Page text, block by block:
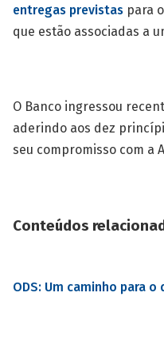
entregas previstas para
que estão associadas a
O Banco ingressou
aderindo aos dez
seu compromisso com a
Conteúdos
ODS: Um caminho para